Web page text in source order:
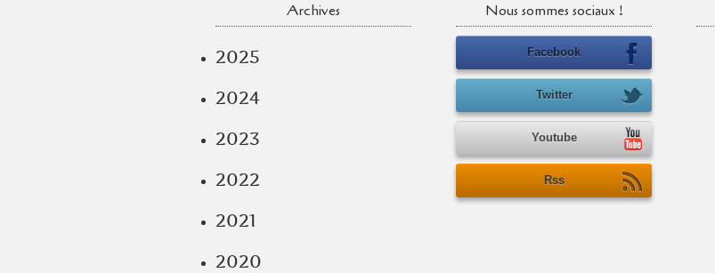
Archives
2025
2024
2023
2022
2021
2020
Nous sommes sociaux !
Facebook
Twitter
Youtube
Rss